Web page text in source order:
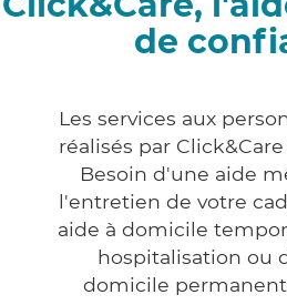
de
Les services aux
réalisés par
Besoin d'une aide
l'entretien de votre
aide à domicile
hospitalisation ou
domicile